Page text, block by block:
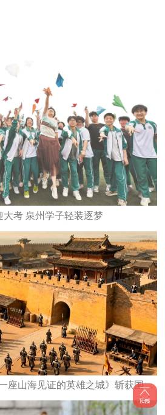
大考 泉州学子轻装逐梦
泉州市纪录片《崇武：一座山海见证的英雄之城》斩获国家级大奖